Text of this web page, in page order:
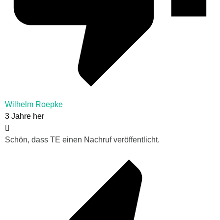
Wilhelm Roepke
3 Jahre her
Schön, dass TE einen Nachruf veröffentlicht.